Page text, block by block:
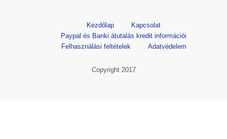
Kezdőlap
Kapcsolat
Paypal és Banki átutalás kredit információi
Felhasználási feltételek
Adatvédelem
Copyright 2017